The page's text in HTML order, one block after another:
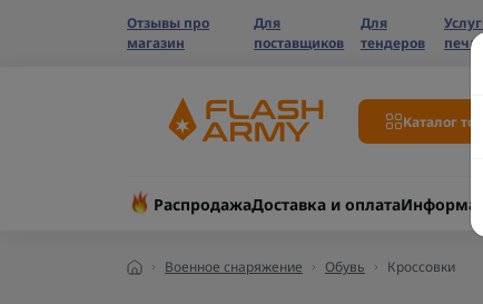
Отзывы про
магазин
Для
поставщиков
Для
тендеров
печати
Каталог
РаспродажаДоставка и оплата
Военное снаряжение Обувь Кроссовки